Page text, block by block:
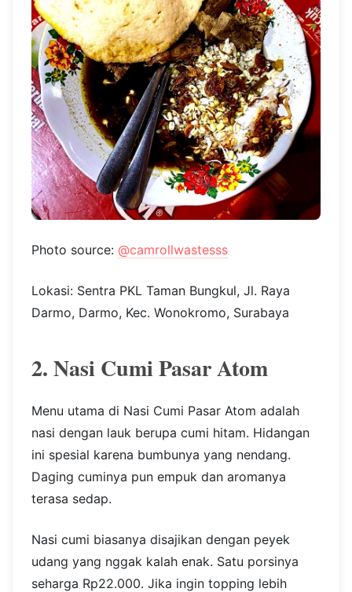
Photo source: @camrollwastesss
Lokasi: Sentra PKL Taman Bungkul, Jl. Raya
Darmo, Darmo, Kec. Wonokromo, Surabaya
2. Nasi Cumi Pasar Atom
Menu utama di Nasi Cumi Pasar Atom adalah
nasi dengan lauk berupa cumi hitam. Hidangan
ini spesial karena bumbunya yang nendang.
Daging cuminya pun empuk dan aromanya
terasa sedap.
Nasi cumi biasanya disajikan dengan peyek
udang yang nggak kalah enak. Satu porsinya
seharga Rp22.000. Jika ingin topping lebih